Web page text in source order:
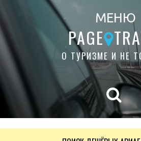
МЕНЮ
PAGE
О ТУРИЗМЕ И НЕ